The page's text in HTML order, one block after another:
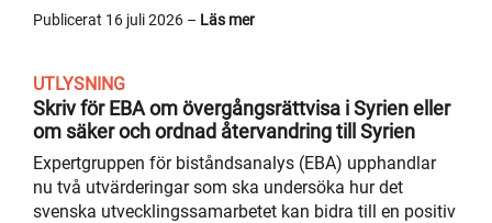
Publicerat 16 juli 2026 – Läs mer
UTLYSNING
Skriv för EBA om övergångsrättvisa i Syrien eller
om säker och ordnad återvandring till Syrien
Expertgruppen för biståndsanalys (EBA) upphandlar
nu två utvärderingar som ska undersöka hur det
svenska utvecklingssamarbetet kan bidra till en positiv